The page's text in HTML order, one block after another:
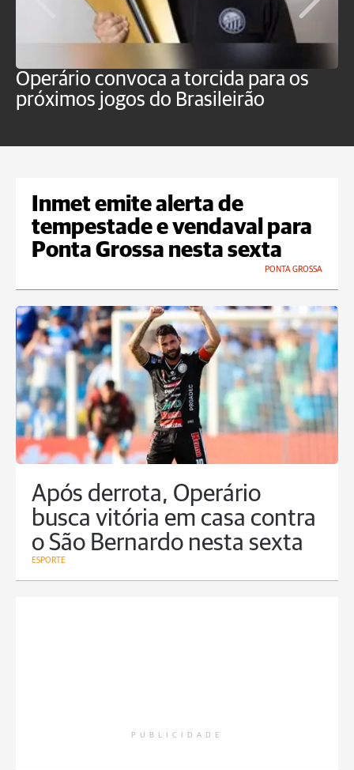
Operário convoca a torcida para os
próximos jogos do Brasileirão
Inmet emite alerta de
tempestade e vendaval para
Ponta Grossa nesta sexta
PONTA GROSSA
Após derrota, Operário
busca vitória em casa contra
o São Bernardo nesta sexta
ESPORTE
PUBLICIDADE